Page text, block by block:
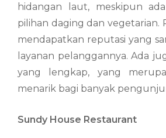
hidangan laut, meskipun
pilihan daging dan vegetarian.
mendapatkan reputasi yang
layanan pelanggannya. Ada
yang lengkap, yang
menarik bagi banyak
Sundy House Restaurant